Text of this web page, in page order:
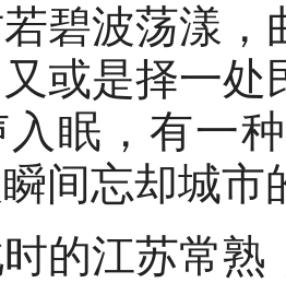
碧波荡漾
或是择一
眠，有一
间忘却城市
江苏常熟